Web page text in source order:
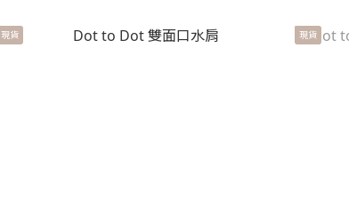
現貨 現貨